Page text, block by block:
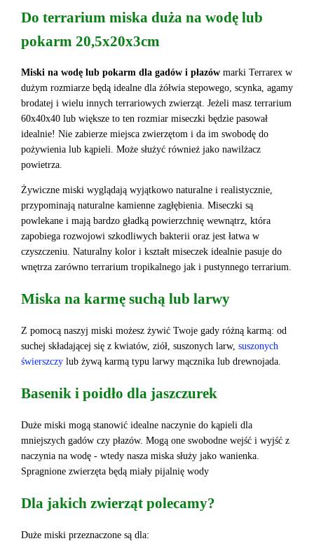
Do terrarium miska duża na wodę lub
pokarm 20,5x20x3cm
Miski na wodę lub pokarm dla gadów i płazów marki Terrarex w
dużym rozmiarze będą idealne dla żółwia stepowego, scynka, agamy
brodatej i wielu innych terrariowych zwierząt. Jeżeli masz terrarium
60x40x40 lub większe to ten rozmiar miseczki będzie pasował
idealnie! Nie zabierze miejsca zwierzętom i da im swobodę do
pożywienia lub kąpieli. Może służyć również jako nawilżacz
powietrza.
Żywiczne miski wyglądają wyjątkowo naturalne i realistycznie,
przypominają naturalne kamienne zagłębienia. Miseczki są
powlekane i mają bardzo gładką powierzchnię wewnątrz, która
zapobiega rozwojowi szkodliwych bakterii oraz jest łatwa w
czyszczeniu. Naturalny kolor i kształt miseczek idealnie pasuje do
wnętrza zarówno terrarium tropikalnego jak i pustynnego terrarium.
Miska na karmę suchą lub larwy
Z pomocą naszyj miski możesz żywić Twoje gady różną karmą: od
suchej składającej się z kwiatów, ziół, suszonych larw, suszonych
świerszczy lub żywą karmą typu larwy mącznika lub drewnojada.
Basenik i poidło dla jaszczurek
Duże miski mogą stanowić idealne naczynie do kąpieli dla
mniejszych gadów czy płazów. Mogą one swobodne wejść i wyjść z
naczynia na wodę - wtedy nasza miska służy jako wanienka.
Spragnione zwierzęta będą miały pijalnię wody
Dla jakich zwierząt polecamy?
Duże miski przeznaczone są dla: